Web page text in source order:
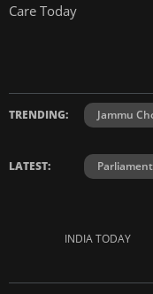
Care Today
TRENDING: Jammu
LATEST:
INDIA TODAY